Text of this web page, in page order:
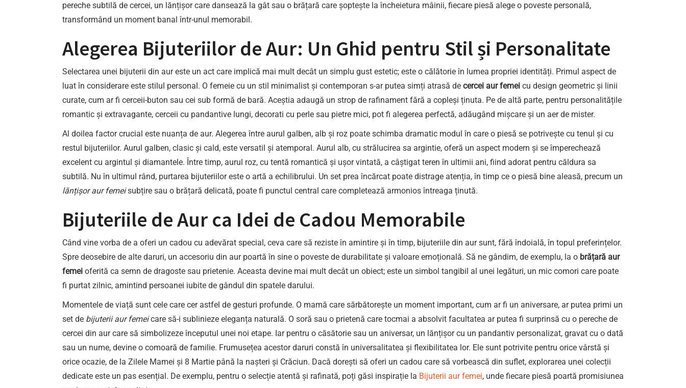
pereche subtilă de cercei, un lănțișor care dansează la gât sau o brățară care șoptește la încheietura mâinii, fiecare piesă alege o poveste personală,
transformând un moment banal într-unul memorabil.
Alegerea Bijuteriilor de Aur: Un Ghid pentru Stil și Personalitate
Selectarea unei bijuterii din aur este un act care implică mai mult decât un simplu gust estetic; este o călătorie în lumea propriei identități. Primul aspect de
luat în considerare este stilul personal. O femeie cu un stil minimalist și contemporan s-ar putea simți atrasă de cercei aur femei cu design geometric și linii
curate, cum ar fi cerceii-buton sau cei sub formă de bară. Aceștia adaugă un strop de rafinament fără a copleși ținuta. Pe de altă parte, pentru personalitățile
romantic și extravagante, cerceii cu pandantive lungi, decorati cu perle sau pietre mici, pot fi alegerea perfectă, adăugând mișcare și un aer de mister.
Al doilea factor crucial este nuanța de aur. Alegerea între aurul galben, alb și roz poate schimba dramatic modul în care o piesă se potrivește cu tenul și cu
restul bijuteriilor. Aurul galben, clasic și cald, este versatil și atemporal. Aurul alb, cu strălucirea sa argintie, oferă un aspect modern și se împerechează
excelent cu argintul și diamantele. Între timp, aurul roz, cu tentă romantică și ușor vintată, a câștigat teren în ultimii ani, fiind adorat pentru căldura sa
subtilă. Nu în ultimul rând, purtarea bijuteriilor este o artă a echilibrului. Un set prea încărcat poate distrage atenția, în timp ce o piesă bine aleasă, precum un
lănțișor aur femeisubțire sau o brățară delicată, poate fi punctul central care completează armonios întreaga ținută.
Bijuteriile de Aur ca Idei de Cadou Memorabile
Când vine vorba de a oferi un cadou cu adevărat special, ceva care să reziste în amintire și în timp, bijuteriile din aur sunt, fără îndoială, în topul preferințelor.
Spre deosebire de alte daruri, un accesoriu din aur poartă în sine o poveste de durabilitate și valoare emoțională. Să ne gândim, de exemplu, la o brățară aur
femei oferită ca semn de dragoste sau prietenie. Aceasta devine mai mult decât un obiect; este un simbol tangibil al unei legături, un mic comori care poate
fi purtat zilnic, amintind persoanei iubite de gândul din spatele darului.
Momentele de viață sunt cele care cer astfel de gesturi profunde. O mamă care sărbătorește un moment important, cum ar fi un aniversare, ar putea primi un
set de bijuterii aur femeicare să-i sublinieze eleganța naturală. O soră sau o prietenă care tocmai a absolvit facultatea ar putea fi surprinsă cu o pereche de
cercei din aur care să simbolizeze începutul unei noi etape. Iar pentru o căsătorie sau un aniversar, un lănțișor cu un pandantiv personalizat, gravat cu o dată
sau un nume, devine o comoară de familie. Frumusețea acestor daruri constă în universalitatea și flexibilitatea lor. Ele sunt potrivite pentru orice vârstă și
orice ocazie, de la Zilele Mamei și 8 Martie până la nașteri și Crăciun. Dacă dorești să oferi un cadou care să vorbească din suflet, explorarea unei colecții
dedicate este un pas esențial. De exemplu, pentru o selecție atentă și rafinată, poți găsi inspirație la Bijuterii aur femei, unde fiecare piesă poartă promisiunea